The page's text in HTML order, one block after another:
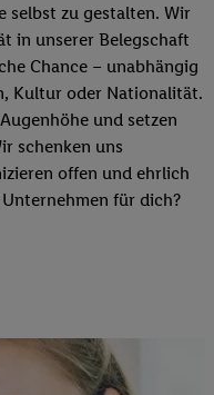
selbst zu gestalten. Wir
in unserer Belegschaft
Chance – unabhängig
Kultur oder Nationalität.
und setzen
schenken uns
offen und ehrlich
für dich?